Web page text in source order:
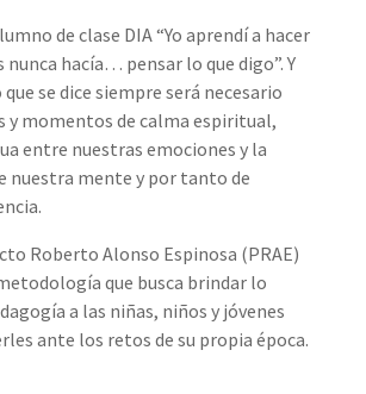
de clase DIA “Yo aprendí a hacer
nunca hacía… pensar lo que digo”. Y
se dice siempre será necesario
y momentos de calma espiritual,
entre nuestras emociones y la
nuestra mente y por tanto de
Roberto Alonso Espinosa (PRAE)
que busca brindar lo
a las niñas, niños y jóvenes
ante los retos de su propia época.